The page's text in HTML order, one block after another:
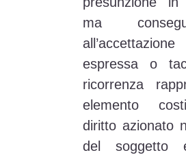
ma
all’accettazione
espressa o
ricorrenza
elemento
diritto azionato
del soggetto